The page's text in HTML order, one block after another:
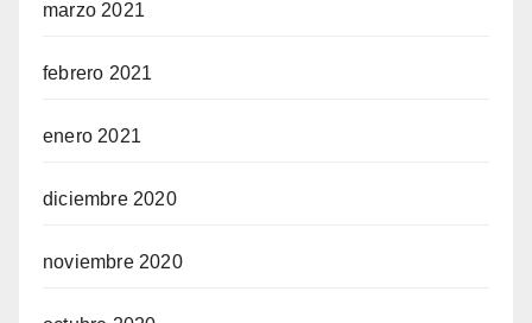
marzo 2021
febrero 2021
enero 2021
diciembre 2020
noviembre 2020